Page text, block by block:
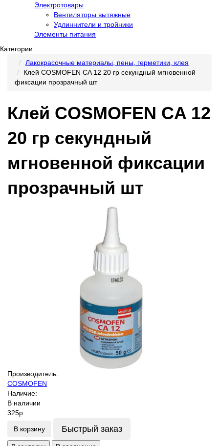
Электротовары
Вентиляторы вытяжные
Удлиннители и тройники
Элементы питания
Категории
Лакокрасочные материалы, пены, герметики, клея
Клей COSMOFEN CA 12 20 гр секундный мгновенной
фиксации прозрачный шт
Клей COSMOFEN CA 12
20 гр секундный
мгновенной фиксации
прозрачный шт
Производитель:
COSMOFEN
Наличие:
В наличии
325р.
В корзину Быстрый заказ